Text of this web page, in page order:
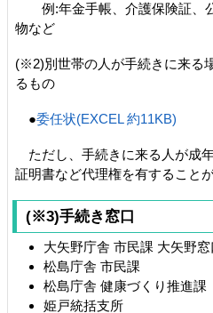
例:年金手帳、介護保険証、
物など
(※2)別世帯の人が手続きに来る
るもの
●委任状(EXCEL 約11KB)
ただし、手続きに来る人が成
証明書など代理権を有すること
(※3)手続き窓口
大矢野庁舎 市民課 大矢野
松島庁舎 市民課
松島庁舎 健康づくり推進課
姫戸統括支所